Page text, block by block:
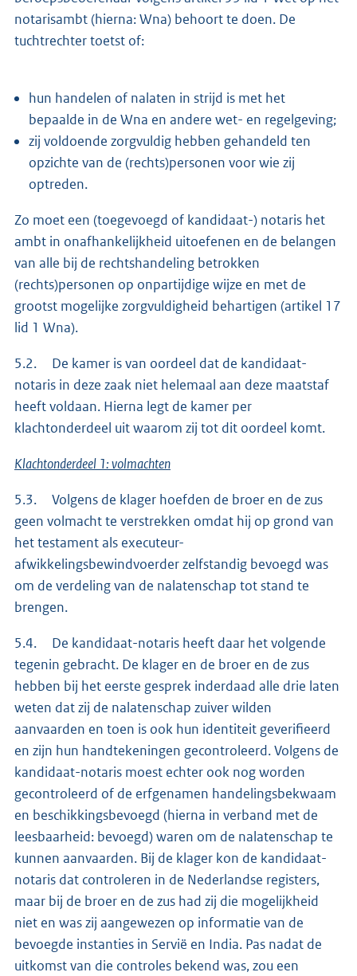
notarisambt (hierna: Wna) behoort te doen. De
tuchtrechter toetst of:
hun handelen of nalaten in strijd is met het
bepaalde in de Wna en andere wet- en regelgeving;
zij voldoende zorgvuldig hebben gehandeld ten
opzichte van de (rechts)personen voor wie zij
optreden.
Zo moet een (toegevoegd of kandidaat-) notaris het
ambt in onafhankelijkheid uitoefenen en de belangen
van alle bij de rechtshandeling betrokken
(rechts)personen op onpartijdige wijze en met de
grootst mogelijke zorgvuldigheid behartigen (artikel 17
lid 1 Wna).
5.2. De kamer is van oordeel dat de kandidaat-
notaris in deze zaak niet helemaal aan deze maatstaf
heeft voldaan. Hierna legt de kamer per
klachtonderdeel uit waarom zij tot dit oordeel komt.
Klachtonderdeel 1: volmachten
5.3. Volgens de klager hoefden de broer en de zus
geen volmacht te verstrekken omdat hij op grond van
het testament als executeur-
afwikkelingsbewindvoerder zelfstandig bevoegd was
om de verdeling van de nalatenschap tot stand te
brengen.
5.4. De kandidaat-notaris heeft daar het volgende
tegenin gebracht. De klager en de broer en de zus
hebben bij het eerste gesprek inderdaad alle drie laten
weten dat zij de nalatenschap zuiver wilden
aanvaarden en toen is ook hun identiteit geverifieerd
en zijn hun handtekeningen gecontroleerd. Volgens de
kandidaat-notaris moest echter ook nog worden
gecontroleerd of de erfgenamen handelingsbekwaam
en beschikkingsbevoegd (hierna in verband met de
leesbaarheid: bevoegd) waren om de nalatenschap te
kunnen aanvaarden. Bij de klager kon de kandidaat-
notaris dat controleren in de Nederlandse registers,
maar bij de broer en de zus had zij die mogelijkheid
niet en was zij aangewezen op informatie van de
bevoegde instanties in Servië en India. Pas nadat de
uitkomst van die controles bekend was, zou een